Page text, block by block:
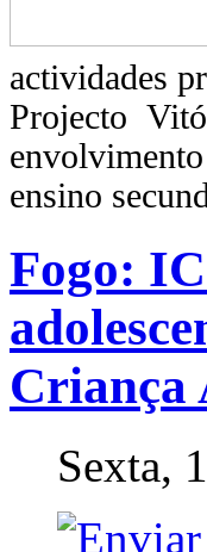
actividades
Projecto
ensino
Fogo:
Criança
Sexta,